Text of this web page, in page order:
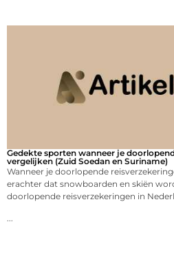
Gedekte sporten wanneer je
vergelijken (Zuid Soedan en Suriname)
Wanneer je doorlopende
erachter dat snowboarden en skiën
doorlopende reisverzekeringen in
...